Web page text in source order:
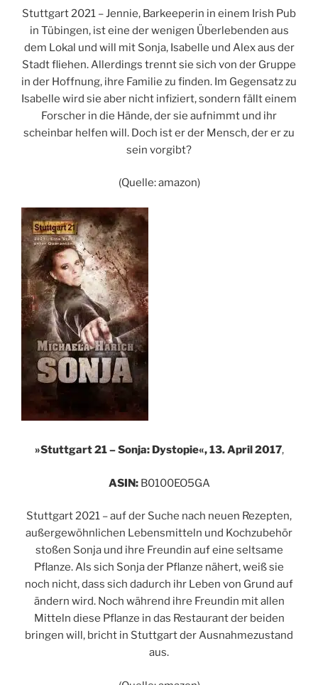
Stuttgart 2021 – Jennie, Barkeeperin in einem Irish Pub
in Tübingen, ist eine der wenigen Überlebenden aus
dem Lokal und will mit Sonja, Isabelle und Alex aus der
Stadt fliehen. Allerdings trennt sie sich von der Gruppe
in der Hoffnung, ihre Familie zu finden. Im Gegensatz zu
Isabelle wird sie aber nicht infiziert, sondern fällt einem
Forscher in die Hände, der sie aufnimmt und ihr
scheinbar helfen will. Doch ist er der Mensch, der er zu
sein vorgibt?
(Quelle: amazon)
»Stuttgart 21 – Sonja: Dystopie«, 13. April 2017,
ASIN:B0100EO5GA
Stuttgart 2021 – auf der Suche nach neuen Rezepten,
außergewöhnlichen Lebensmitteln und Kochzubehör
stoßen Sonja und ihre Freundin auf eine seltsame
Pflanze. Als sich Sonja der Pflanze nähert, weiß sie
noch nicht, dass sich dadurch ihr Leben von Grund auf
ändern wird. Noch während ihre Freundin mit allen
Mitteln diese Pflanze in das Restaurant der beiden
bringen will, bricht in Stuttgart der Ausnahmezustand
aus.